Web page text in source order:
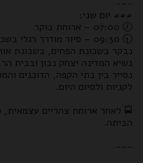
---
### יום שני:
🕖 07:00 – ארוחת בוקר
🕤 09:30 – סיור מודרך רגלי בשכונת נחלאות ובשוק מחנה יהודה
נבקר בשכונת הפחים, בשכונת
נשיא המדינה יצחק נבון ובבית
נסייר בין בתי הקפה, הדוכנים
לקניות ולסיום היום.
הביתה.
---